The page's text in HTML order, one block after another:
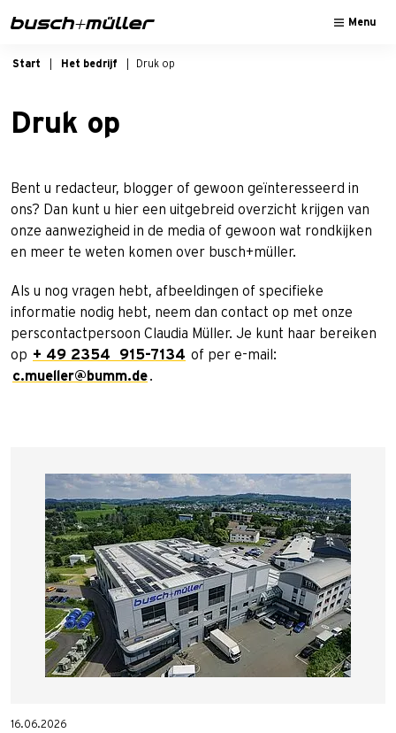
Menu
Start Het bedrijf Druk op
Druk op
Bent u redacteur, blogger of gewoon geïnteresseerd in
ons? Dan kunt u hier een uitgebreid overzicht krijgen van
onze aanwezigheid in de media of gewoon wat rondkijken
en meer te weten komen over busch+müller.
Als u nog vragen hebt, afbeeldingen of specifieke
informatie nodig hebt, neem dan contact op met onze
perscontactpersoon Claudia Müller. Je kunt haar bereiken
op + 49 2354 915-7134 of per e-mail:
c.mueller@bumm.de.
16.06.2026